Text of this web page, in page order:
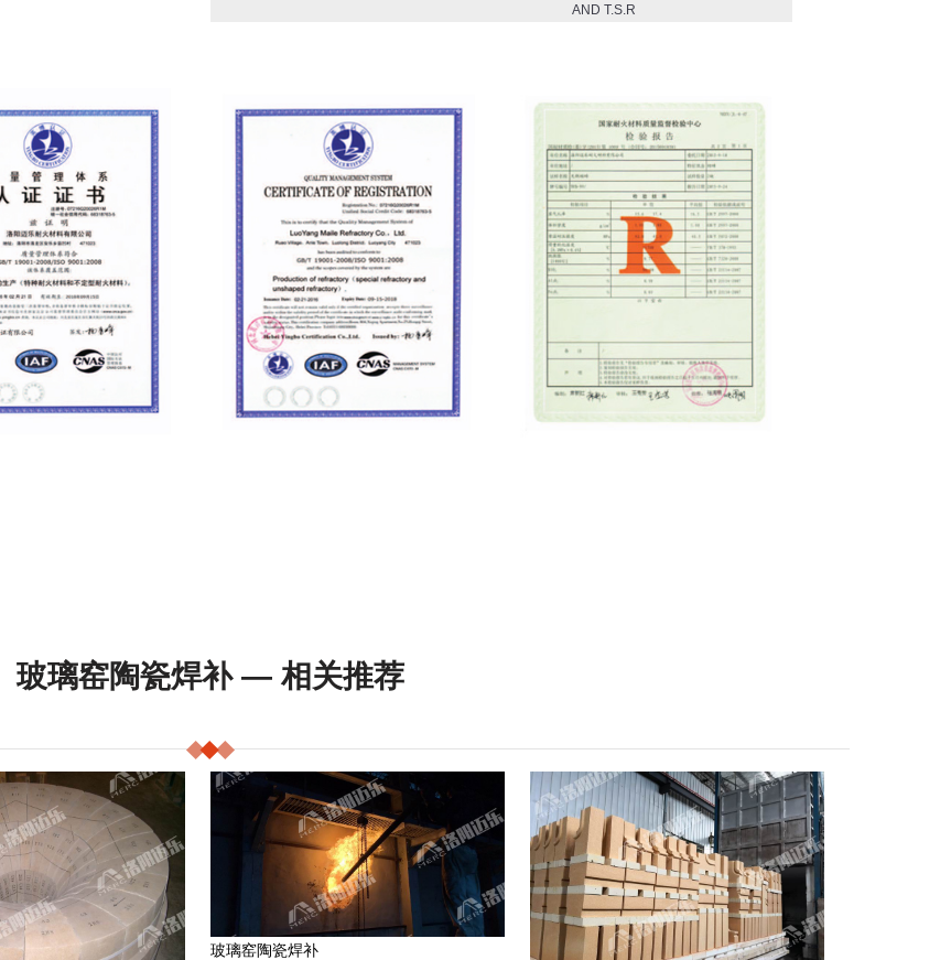
AND T.S.R
玻璃窑陶瓷焊补 — 相关推荐
玻璃窑陶瓷焊补